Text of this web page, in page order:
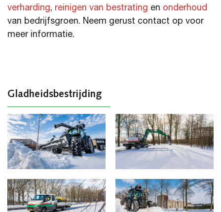
verharding, reinigen van bestrating en onderhoud
van bedrijfsgroen. Neem gerust contact op voor
meer informatie.
Gladheidsbestrijding